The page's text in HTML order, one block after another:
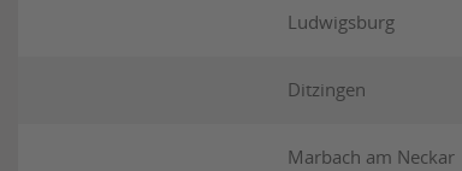
Ludwigsburg
Ditzingen
Marbach am Neckar